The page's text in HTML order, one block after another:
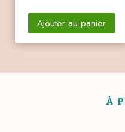
Ajouter au panier
À